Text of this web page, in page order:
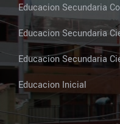
Educacion Secundaria
Educacion Secundaria
Educacion Secundaria
Educacion Inicial